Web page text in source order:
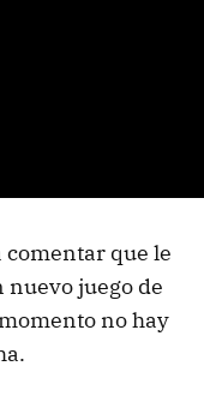
que le
juego de
no hay